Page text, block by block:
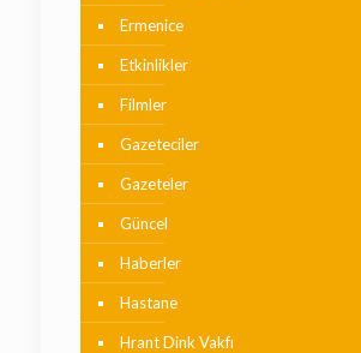
Ermenice
Etkinlikler
Filmler
Gazeteciler
Gazeteler
Güncel
Haberler
Hastane
Hrant Dink Vakfı